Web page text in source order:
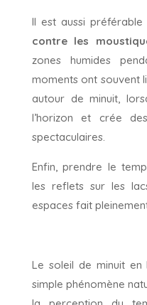
Il est aussi
contre les
zones humides
moments ont souvent
autour de minuit,
l’horizon et crée
spectaculaires.
Enfin, prendre le
les reflets sur les
espaces fait
Le soleil de minuit en
simple phénomène